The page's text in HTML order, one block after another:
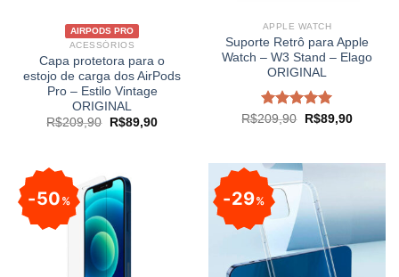
AIRPODS PRO
ACESSÓRIOS
Capa protetora para o
estojo de carga dos AirPods
Pro – Estilo Vintage
ORIGINAL
R$209,90 R$89,90
APPLE WATCH
Suporte Retrô para Apple
Watch – W3 Stand – Elago
ORIGINAL
Avaliação
R$209,90 R$89,90
50% 29%